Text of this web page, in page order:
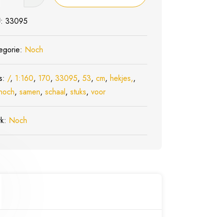
33095
Noch
/, 1:160, 170,33095,53,cm,hekjes,,
,samen,schaal,stuks,voor
Noch